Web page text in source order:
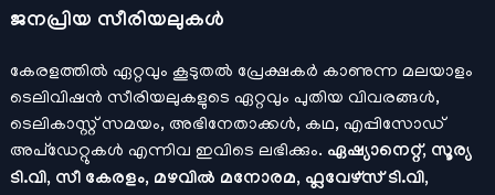
ജനപ്രിയ സീരിയലുകള്‍
കേരളത്തിൽ ഏറ്റവും കൂടുതൽ പ്രേക്ഷകർ കാണുന്ന മലയാളം
ടെലിവിഷൻ സീരിയലുകളുടെ ഏറ്റവും പുതിയ വിവരങ്ങൾ,
ടെലികാസ്റ്റ് സമയം, അഭിനേതാക്കൾ, കഥ, എപ്പിസോഡ്
അപ്ഡേറ്റുകൾ എന്നിവ ഇവിടെ ലഭിക്കും. ഏഷ്യാനെറ്റ്, സൂര്യ
ടി.വി, സീ കേരളം, മഴവിൽ മനോരമ, ഫ്ലവേഴ്സ് ടി.വി,